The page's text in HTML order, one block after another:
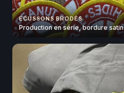
ÉCUSSONS BRODÉS
Production en série, bordure satin